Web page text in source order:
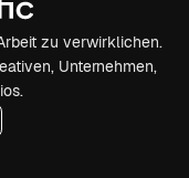
zu verwirklichen.
Unternehmen,